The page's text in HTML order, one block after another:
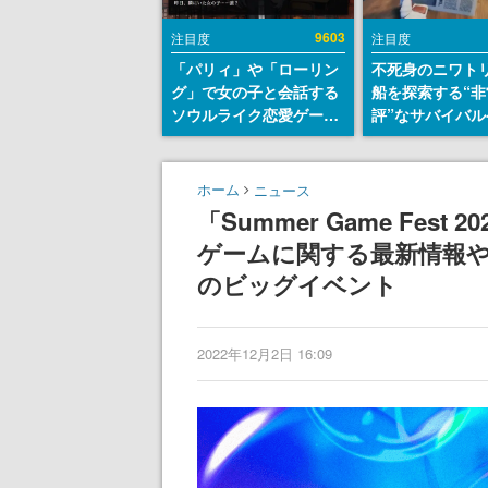
注目度 9603
「パリィ」や「ローリン
グ」で女の子と会話する
ソウルライク恋愛ゲーム
『小早川さんはソウルラ
イク』無料公開。返事に
失敗すると「YOU
DIED」
注目度
不死身のニワト
船を探索する“
評”なサバイバ
『Breathedge
で配布中。入手
ホーム ニュース
「Summer Game Fest
ゲームに関する最新情報
のビッグイベント
2022年12月2日 16:09